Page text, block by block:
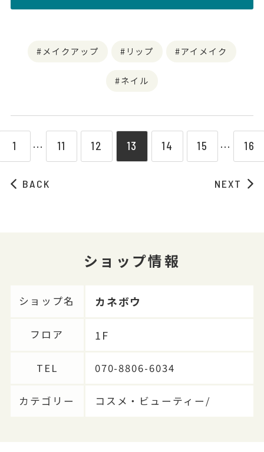
メイクアップ リップ アイメイク
ネイル
BACK
1 ⋯ 11 12 13 14 15 ⋯ 16
NEXT
ショップ情報
ショップ名 カネボウ
フロア 1F
TEL 070-8806-6034
カテゴリー コスメ・ビューティー/